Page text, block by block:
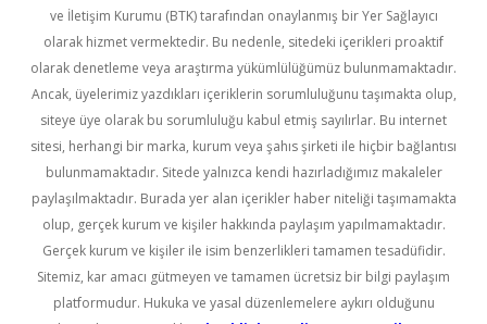
ve İletişim Kurumu (BTK) tarafından onaylanmış bir Yer Sağlayıcı
olarak hizmet vermektedir. Bu nedenle, sitedeki içerikleri proaktif
olarak denetleme veya araştırma yükümlülüğümüz bulunmamaktadır.
Ancak, üyelerimiz yazdıkları içeriklerin sorumluluğunu taşımakta olup,
siteye üye olarak bu sorumluluğu kabul etmiş sayılırlar. Bu internet
sitesi, herhangi bir marka, kurum veya şahıs şirketi ile hiçbir bağlantısı
bulunmamaktadır. Sitede yalnızca kendi hazırladığımız makaleler
paylaşılmaktadır. Burada yer alan içerikler haber niteliği taşımamakta
olup, gerçek kurum ve kişiler hakkında paylaşım yapılmamaktadır.
Gerçek kurum ve kişiler ile isim benzerlikleri tamamen tesadüfidir.
Sitemiz, kar amacı gütmeyen ve tamamen ücretsiz bir bilgi paylaşım
platformudur. Hukuka ve yasal düzenlemelere aykırı olduğunu